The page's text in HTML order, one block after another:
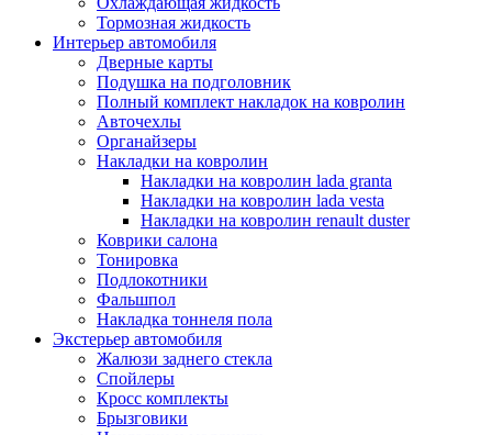
Тормозная жидкость
Интерьер автомобиля
Дверные карты
Подушка на подголовник
Полный комплект накладок на ковролин
Авточехлы
Органайзеры
Накладки на ковролин
Накладки на ковролин lada granta
Накладки на ковролин lada vesta
Накладки на ковролин renault duster
Коврики салона
Тонировка
Подлокотники
Фальшпол
Накладка тоннеля пола
Экстерьер автомобиля
Жалюзи заднего стекла
Спойлеры
Кросс комплекты
Брызговики